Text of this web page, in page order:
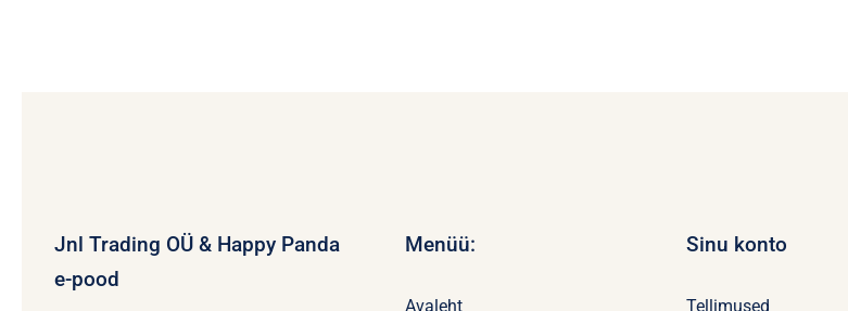
Jnl Trading OÜ & Happy Panda
e-pood
Menüü:
Avaleht
Sinu konto
Tellimused